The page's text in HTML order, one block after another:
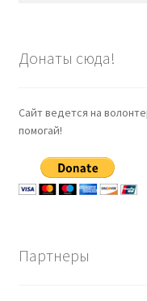
Донаты сюда!
Сайт ведется на
помогай!
Партнеры